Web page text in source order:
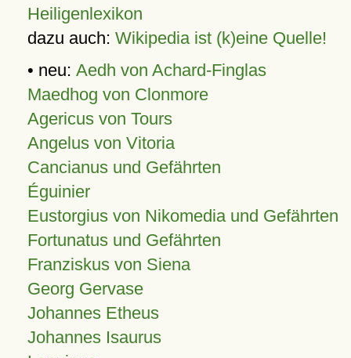
Heiligenlexikon
dazu auch: Wikipedia ist (k)eine Quelle!
• neu: Aedh von Achard-Finglas
Maedhog von Clonmore
Agericus von Tours
Angelus von Vitoria
Cancianus und Gefährten
Éguinier
Eustorgius von Nikomedia und Gefährten
Fortunatus und Gefährten
Franziskus von Siena
Georg Gervase
Johannes Etheus
Johannes Isaurus